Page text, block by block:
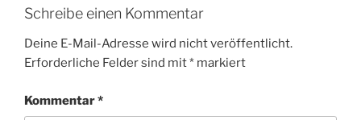
Schreibe einen Kommentar
Deine E-Mail-Adresse wird nicht veröffentlicht.
Erforderliche Felder sind mit* markiert
Kommentar*